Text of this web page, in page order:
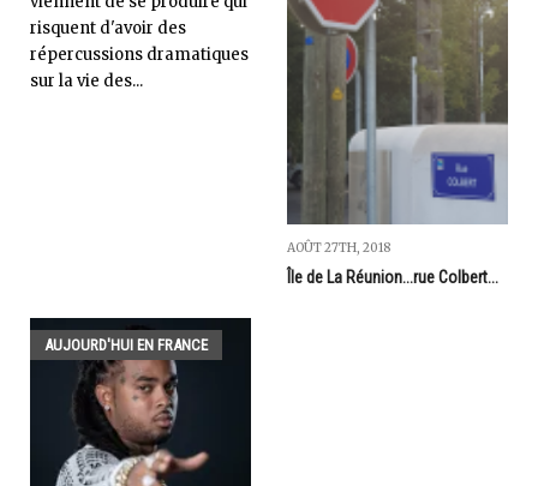
risquent d'avoir des
répercussions dramatiques
sur la vie des...
AOÛT 27TH, 2018
Île de La Réunion...rue Colbert...
AUJOURD'HUI EN FRANCE